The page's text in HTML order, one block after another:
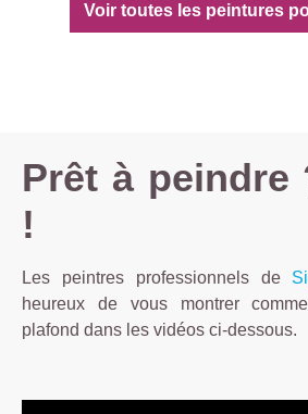
Voir toutes les peintures
Prêt à peindre
!
Les peintres professionnels de
heureux de vous montrer
plafond dans les vidéos ci-dessous.